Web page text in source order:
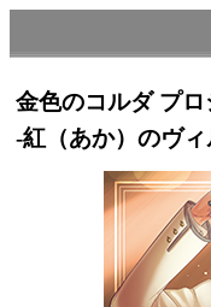
金色のコルダ プ
-紅（あか）のヴ